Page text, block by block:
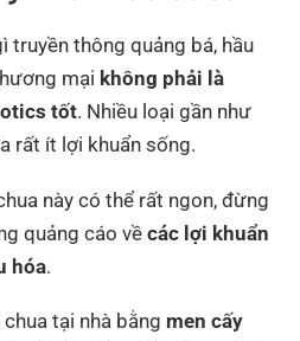
truyền thông quảng bá, hầu
mại không phải là
tốt. Nhiều loại gần như
rất ít lợi khuẩn sống.
này có thể rất ngon, đừng
quảng cáo về các lợi khuẩn
hóa.
tại nhà bằng men cấy